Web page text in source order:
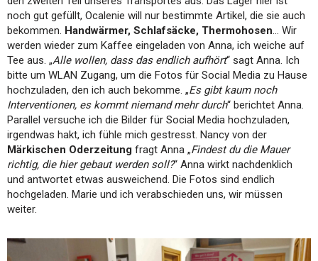
noch gut gefüllt, Ocalenie will nur bestimmte Artikel, die sie auch
bekommen. Handwärmer, Schlafsäcke, Thermohosen… Wir
werden wieder zum Kaffee eingeladen von Anna, ich weiche auf
Tee aus. „Alle wollen, dass das endlich aufhört“ sagt Anna. Ich
bitte um WLAN Zugang, um die Fotos für Social Media zu Hause
hochzuladen, den ich auch bekomme. „Es gibt kaum noch
Interventionen, es kommt niemand mehr durch“ berichtet Anna.
Parallel versuche ich die Bilder für Social Media hochzuladen,
irgendwas hakt, ich fühle mich gestresst. Nancy von der
Märkischen Oderzeitung fragt Anna „Findest du die Mauer
richtig, die hier gebaut werden soll?“ Anna wirkt nachdenklich
und antwortet etwas ausweichend. Die Fotos sind endlich
hochgeladen. Marie und ich verabschieden uns, wir müssen
weiter.